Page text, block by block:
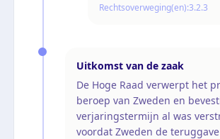
Rechtsoverweging(en):3.2.3
Uitkomst van de zaak
De Hoge Raad verwerpt het
beroep van Zweden en
verjaringstermijn al was
voordat Zweden de